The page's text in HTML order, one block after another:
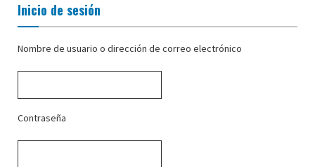
Inicio de sesión
Nombre de usuario o dirección de correo electrónico
Contraseña